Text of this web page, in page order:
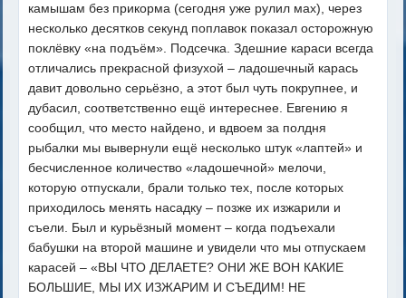
камышам без прикорма (сегодня уже рулил мах), через
несколько десятков секунд поплавок показал осторожную
поклёвку «на подъём». Подсечка. Здешние караси всегда
отличались прекрасной физухой – ладошечный карась
давит довольно серьёзно, а этот был чуть покрупнее, и
дубасил, соответственно ещё интереснее. Евгению я
сообщил, что место найдено, и вдвоем за полдня
рыбалки мы вывернули ещё несколько штук «лаптей» и
бесчисленное количество «ладошечной» мелочи,
которую отпускали, брали только тех, после которых
приходилось менять насадку – позже их изжарили и
съели. Был и курьёзный момент – когда подъехали
бабушки на второй машине и увидели что мы отпускаем
карасей – «ВЫ ЧТО ДЕЛАЕТЕ? ОНИ ЖЕ ВОН КАКИЕ
БОЛЬШИЕ, МЫ ИХ ИЗЖАРИМ И СЪЕДИМ! НЕ